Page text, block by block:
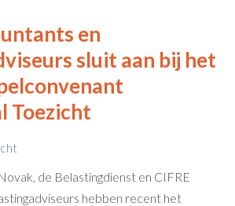
en
sluit aan bij het
Toezicht
de Belastingdienst en CIFRE
hebben recent het